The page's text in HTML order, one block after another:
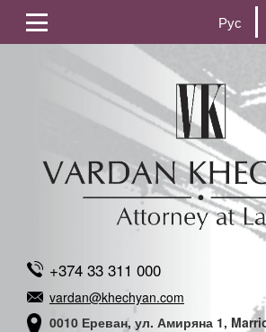
Рус
+374 33 311 000
vardan@khechyan.com
0010 Ереван, ул. Амиряна 1,